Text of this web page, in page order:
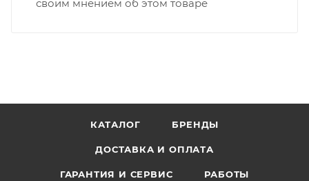
своим мнением об этом товаре
КАТАЛОГ БРЕНДЫ
ДОСТАВКА И ОПЛАТА
ГАРАНТИЯ И СЕРВИС РАБОТЫ